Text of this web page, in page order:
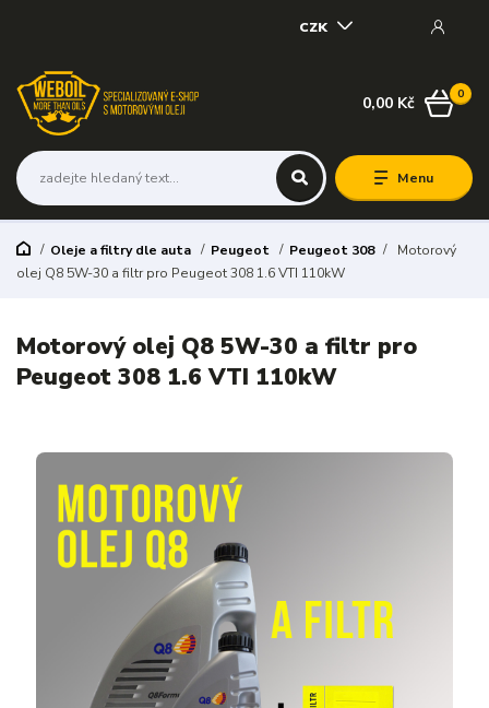
Menu
CZK
0
0,00 Kč
Oleje a filtry dle auta Peugeot Peugeot 308
Motorový
olej Q8 5W-30 a filtr pro Peugeot 308 1.6 VTI 110kW
Motorový olej Q8 5W-30 a filtr pro
Peugeot 308 1.6 VTI 110kW